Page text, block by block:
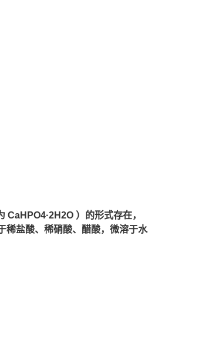
）的形式存在，
稀盐酸、稀硝酸、醋酸，微溶于水